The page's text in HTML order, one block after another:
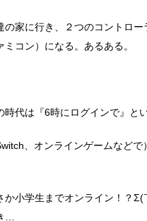
の家に行き、２つのコントロ
ミコン）になる。あるある。
時代は『6時にログインで』と
、オンラインゲームなどで）
か小学生までオンライン！？Σ(
…